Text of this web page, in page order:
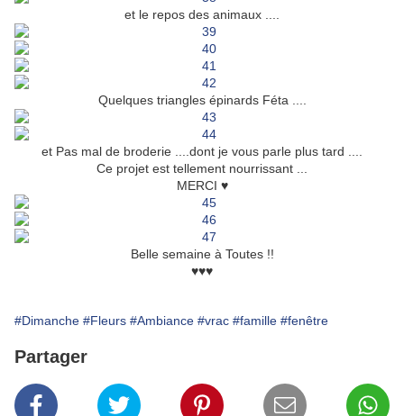
et le repos des animaux ....
Quelques triangles épinards Féta ....
et Pas mal de broderie ....dont je vous parle plus tard ....
Ce projet est tellement nourrissant ...
MERCI ♥
Belle semaine à Toutes !!
♥♥♥
#Dimanche #Fleurs #Ambiance #vrac #famille #fenêtre
Partager